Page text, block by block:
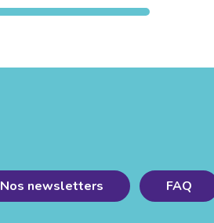
Nos newsletters FAQ